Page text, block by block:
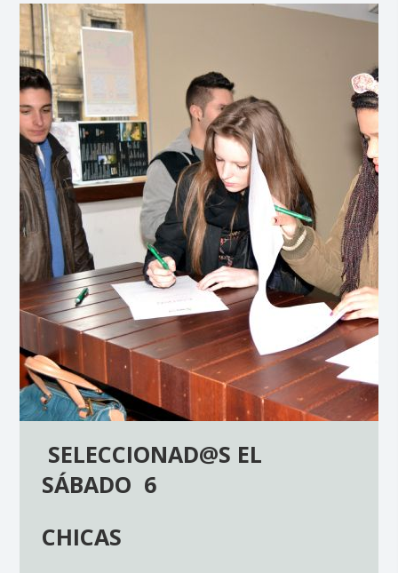
SELECCIONAD@S EL
SÁBADO 6
CHICAS